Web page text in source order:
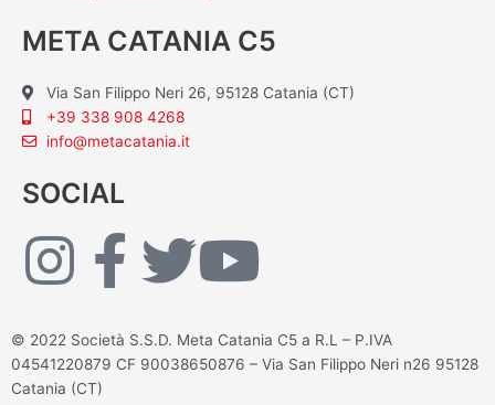
META CATANIA C5
Via San Filippo Neri 26, 95128 Catania (CT)
+39 338 908 4268
info@metacatania.it
SOCIAL
I
s
F
a
c
T
i
Y
u
© 2022 Società S.S.D. Meta Catania C5 a R.L – P.IVA
04541220879 CF 90038650876 – Via San Filippo Neri n26 95128
Catania (CT)